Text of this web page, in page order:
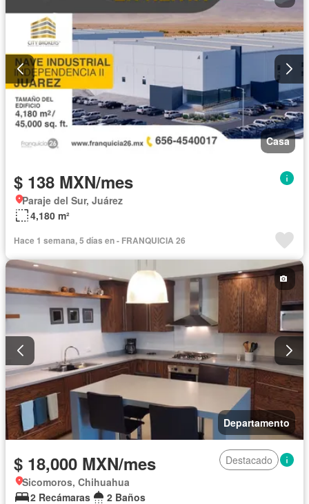
Internet
Recámara con closet
Seguridad
Televisión por cable
Terraza Vista panorámica
Wifi
Zonas verdes
Completamente amueblado
Casa
$ 138 MXN/mes
Paraje del Sur, Juárez
4,180 m²
Hace 1 semana, 5 días en - FRANQUICIA 26
Departamento
$ 18,000 MXN/mes
Destacado
Sicomoros, Chihuahua
2 Recámaras
2 Baños